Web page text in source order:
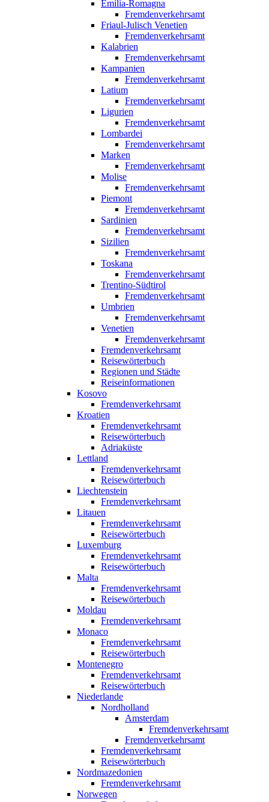
Emilia-Romagna
Fremdenverkehrsamt
Friaul-Julisch Venetien
Fremdenverkehrsamt
Kalabrien
Fremdenverkehrsamt
Kampanien
Fremdenverkehrsamt
Latium
Fremdenverkehrsamt
Ligurien
Fremdenverkehrsamt
Lombardei
Fremdenverkehrsamt
Marken
Fremdenverkehrsamt
Molise
Fremdenverkehrsamt
Piemont
Fremdenverkehrsamt
Sardinien
Fremdenverkehrsamt
Sizilien
Fremdenverkehrsamt
Toskana
Fremdenverkehrsamt
Trentino-Südtirol
Fremdenverkehrsamt
Umbrien
Fremdenverkehrsamt
Venetien
Fremdenverkehrsamt
Fremdenverkehrsamt
Reisewörterbuch
Regionen und Städte
Reiseinformationen
Kosovo
Fremdenverkehrsamt
Kroatien
Fremdenverkehrsamt
Reisewörterbuch
Adriaküste
Lettland
Fremdenverkehrsamt
Reisewörterbuch
Liechtenstein
Fremdenverkehrsamt
Litauen
Fremdenverkehrsamt
Reisewörterbuch
Luxemburg
Fremdenverkehrsamt
Reisewörterbuch
Malta
Fremdenverkehrsamt
Reisewörterbuch
Moldau
Fremdenverkehrsamt
Monaco
Fremdenverkehrsamt
Reisewörterbuch
Montenegro
Fremdenverkehrsamt
Reisewörterbuch
Niederlande
Nordholland
Amsterdam
Fremdenverkehrsamt
Fremdenverkehrsamt
Fremdenverkehrsamt
Reisewörterbuch
Nordmazedonien
Fremdenverkehrsamt
Norwegen